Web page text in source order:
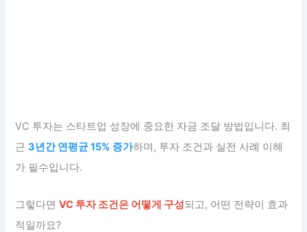
VC 투자는 스타트업 성장에 중요한 자금 조달 방법입니다. 최
근3년간 연평균 15% 증가하며, 투자 조건과 실전 사례 이해
가 필수입니다.
그렇다면VC 투자 조건은 어떻게 구성되고, 어떤 전략이 효과
적일까요?